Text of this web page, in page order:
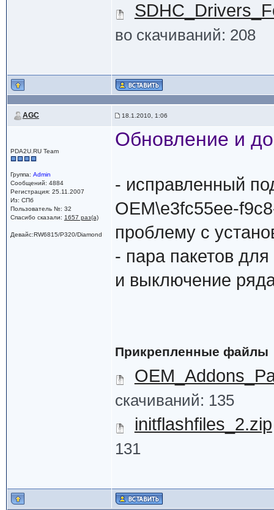
во скачиваний: 208
AGC 18.1.2010, 1:06
PDA2U.RU Team
Группа: Admin
Сообщений: 4884
Регистрация: 25.11.2007
Из: СПб
Пользователь №: 32
Спасибо сказали: 1657 раз(а)
Девайс:RW6815/P320/Diamond
Обновление и
- исправленный
OEM\e3fc55ee-
проблему с
- пара пакетов
и выключение
Прикрепленные файлы
скачиваний: 135
initflashfiles_2.zip
131